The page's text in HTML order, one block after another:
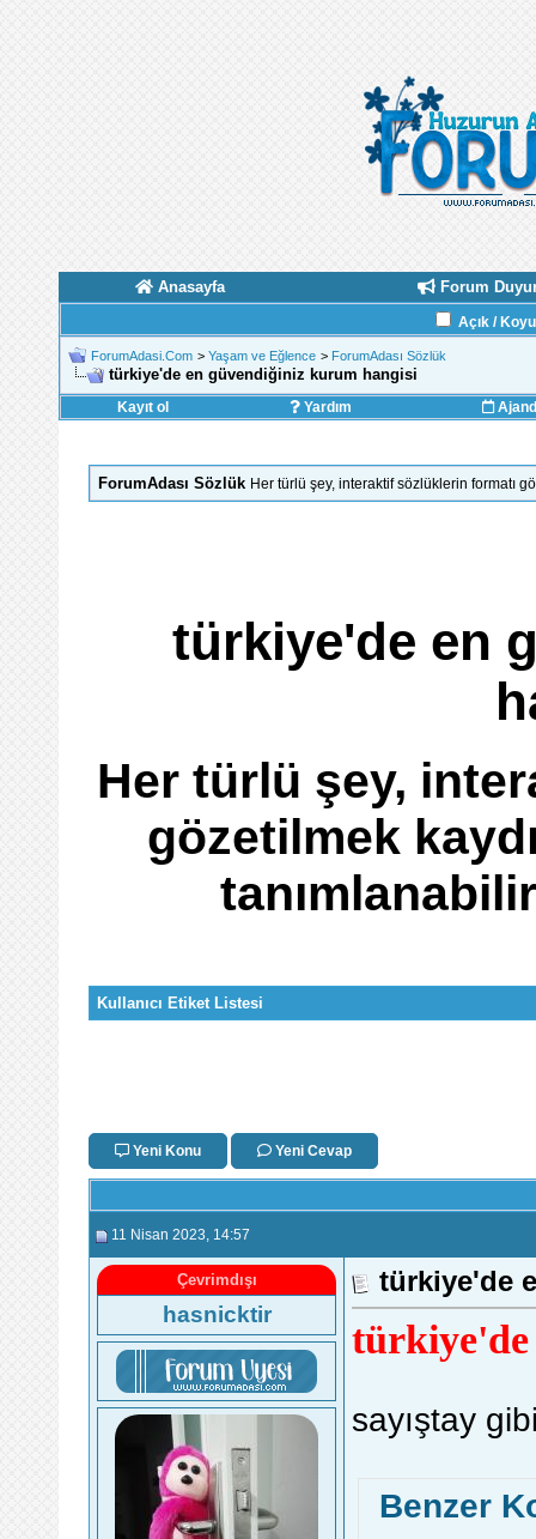
Anasayfa Forum
Açık /
ForumAdasi.Com > Yaşam ve Eğlence > ForumAdası Sözlük
türkiye'de en güvendiğiniz kurum hangisi
Kayıt ol Yardım
ForumAdası Sözlük Her türlü şey, interaktif sözlüklerin formatı
türkiye'de en
Her türlü şey,
gözetilmek
Kullanıcı Etiket Listesi
Yeni Konu Yeni Cevap
11 Nisan 2023 , 14:57
Çevrimdışı
hasnicktir
türkiye'de
türkiye'de
sayıştay
Benzer